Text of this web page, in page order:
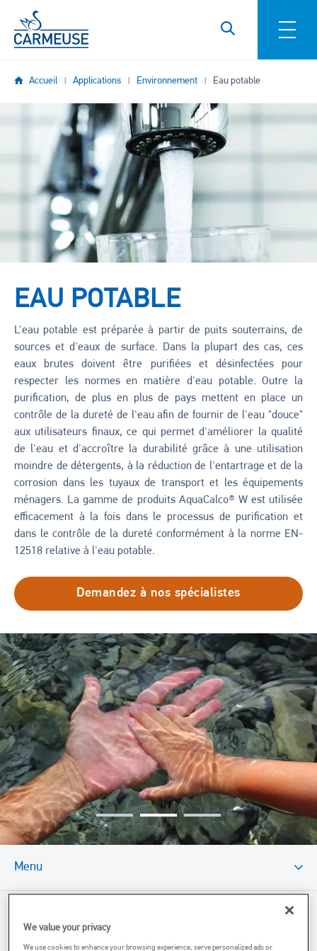
Aller au contenu principal
Accueil Applications Environnement Eau potable
EAU POTABLE
L'eau potable est préparée à partir de puits souterrains, de
sources et d'eaux de surface. Dans la plupart des cas, ces
eaux brutes doivent être purifiées et désinfectées pour
respecter les normes en matière d'eau potable. Outre la
purification, de plus en plus de pays mettent en place un
contrôle de la dureté de l'eau afin de fournir de l'eau "douce"
aux utilisateurs finaux, ce qui permet d'améliorer la qualité
de l'eau et d'accroître la durabilité grâce à une utilisation
moindre de détergents, à la réduction de l'entartrage et de la
corrosion dans les tuyaux de transport et les équipements
ménagers. La gamme de produits AquaCalco® W est utilisée
efficacement à la fois dans le processus de purification et
dans le contrôle de la dureté conformément à la norme EN-
12518 relative à l'eau potable.
Demandez à nos spécialistes
Image
Menu
Dessin Technique
We value your privacy
We use cookies to enhance your browsing experience, serve personalized ads or